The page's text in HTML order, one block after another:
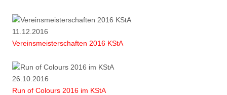
11.12.2016
Vereinsmeisterschaften 2016 KStA
26.10.2016
Run of Colours 2016 im KStA